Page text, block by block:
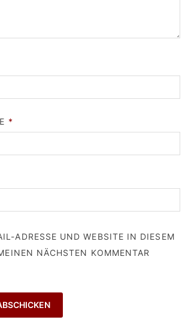
*
ADRESSE UND WEBSITE IN DIESEM
NÄCHSTEN KOMMENTAR